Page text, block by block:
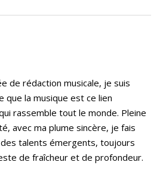
de rédaction musicale, je suis
que la musique est ce lien
rassemble tout le monde. Pleine
avec ma plume sincère, je fais
talents émergents, toujours
de fraîcheur et de profondeur.